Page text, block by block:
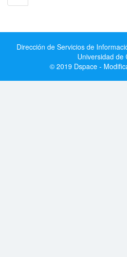
Dirección de Servicios de
Universidad de
© 2019 Dspace -